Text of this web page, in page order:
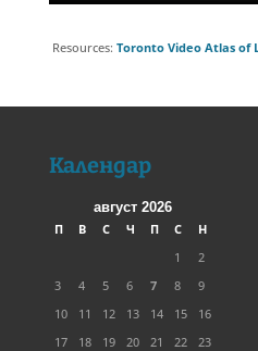
Resources:Toronto Video Atlas of
Календар
август 2026
П
В С Ч П С
Н
1
2
3
4 5 6 7 8
9
10
11 12 13 14 15
16
17
18 19 20 21 22
23